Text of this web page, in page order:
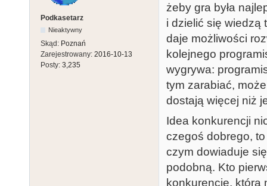
Podkasetarz
Nieaktywny
Skąd: Poznań
Zarejestrowany: 2016-10-13
Posty: 3,235
żeby gra była
i dzielić się wiedzą
daje możliwości
kolejnego
wygrywa:
tym zarabiać,
dostają więcej niż
Idea konkurencji
czegoś dobrego,
czym dowiaduje
podobną. Kto
konkurencję, która